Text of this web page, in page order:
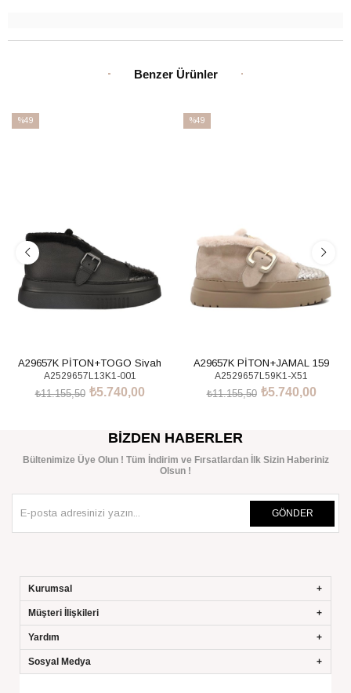
Benzer Ürünler
%49
A29657K PİTON+TOGO Siyah
Ayakkabı
A2529657L13K1-001
₺5.740,00
₺11.155,50
%49
A29657K PİTON+JAMAL 159
Ayakkabı
A2529657L59K1-X51
₺5.740,00
₺11.155,50
BIZDEN HABERLER
Bültenimize Üye Olun ! Tüm İndirim ve Fırsatlardan İlk Sizin Haberiniz
Olsun !
GÖNDER
Kurumsal
Müşteri İlişkileri
Yardım
Sosyal Medya